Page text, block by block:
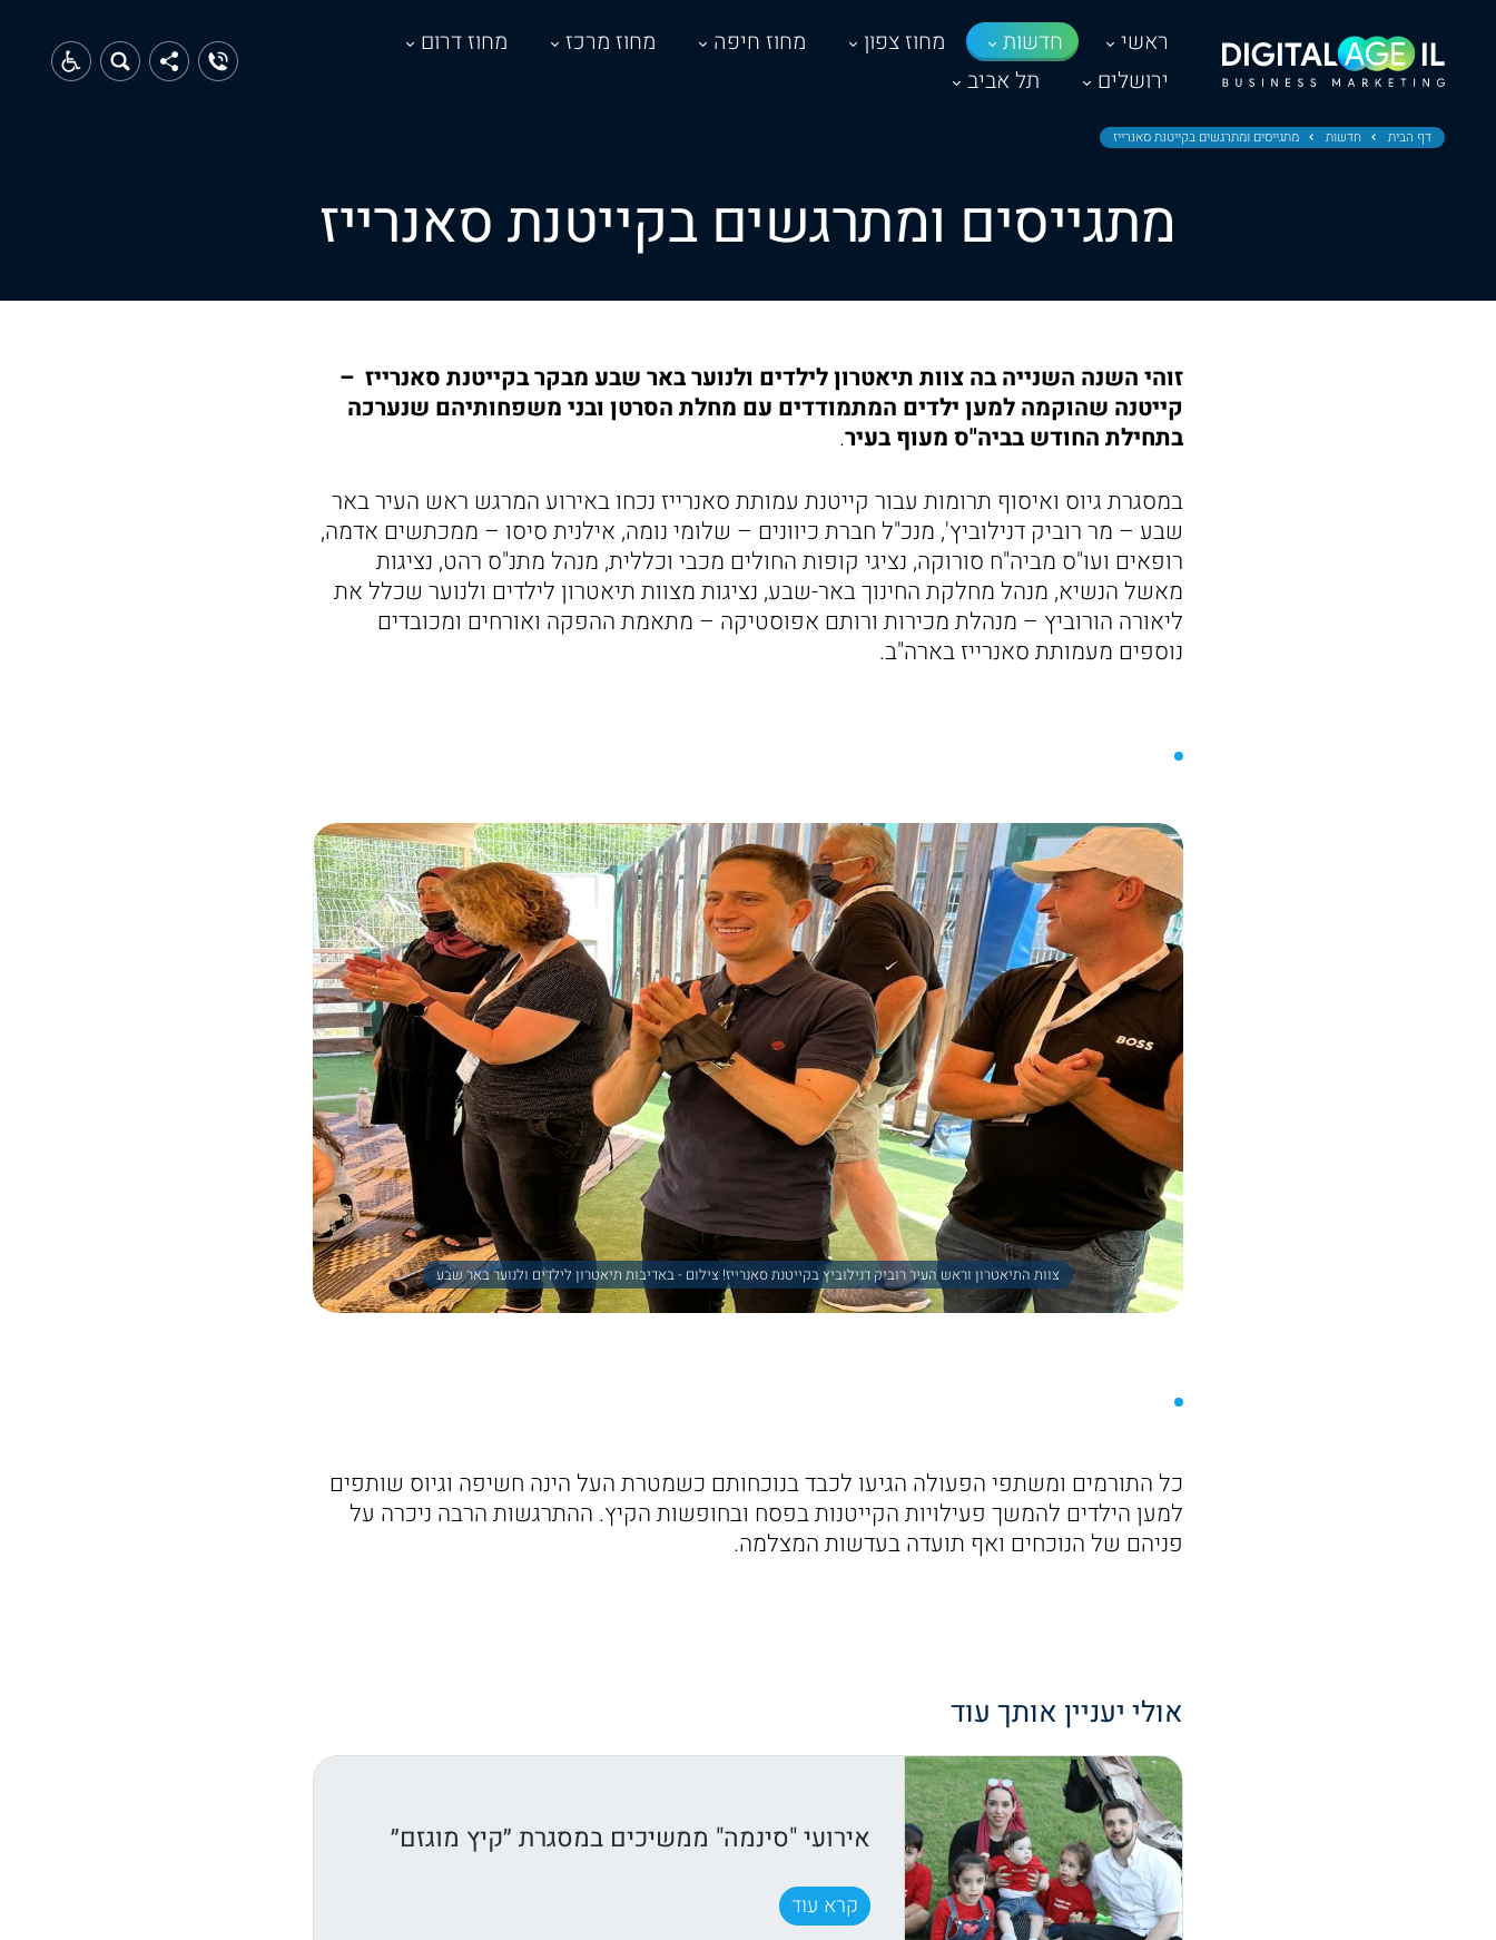
ראשי חדשות מחוז צפון מחוז חיפה מחוז מרכז
מחוז דרום
ירושלים
תל אביב
דף הבית חדשות מתגייסים ומתרגשים בקייטנת סאנרייז
מתגייסים ומתרגשים בקייטנת סאנרייז
זוהי השנה השנייה בה צוות תיאטרון לילדים ולנוער באר שבע מבקר בקייטנת סאנרייז –
קייטנה שהוקמה למען ילדים המתמודדים עם מחלת הסרטן ובני משפחותיהם שנערכה
בתחילת החודש בביה"ס מעוף בעיר.
במסגרת גיוס ואיסוף תרומות עבור קייטנת עמותת סאנרייז נכחו באירוע המרגש ראש העיר באר
שבע – מר רוביק דנילוביץ', מנכ"ל חברת כיוונים – שלומי נומה, אילנית סיסו – ממכתשים אדמה,
רופאים ועו"ס מביה"ח סורוקה, נציגי קופות החולים מכבי וכללית, מנהל מתנ"ס רהט, נציגות
מאשל הנשיא, מנהל מחלקת החינוך באר-שבע, נציגות מצוות תיאטרון לילדים ולנוער שכלל את
ליאורה הורוביץ – מנהלת מכירות ורותם אפוסטיקה – מתאמת ההפקה ואורחים ומכובדים
נוספים מעמותת סאנרייז בארה"ב.
צוות התיאטרון וראש העיר רוביק דנילוביץ בקייטנת סאנרייז! צילום - באדיבות תיאטרון לילדים ולנוער באר שבע
כל התורמים ומשתפי הפעולה הגיעו לכבד בנוכחותם כשמטרת העל הינה חשיפה וגיוס שותפים
למען הילדים להמשך פעילויות הקייטנות בפסח ובחופשות הקיץ. ההתרגשות הרבה ניכרה על
פניהם של הנוכחים ואף תועדה בעדשות המצלמה.
אולי יעניין אותך עוד
אירועי "סינמה" ממשיכים במסגרת ״קיץ מוגזם״
קרא עוד